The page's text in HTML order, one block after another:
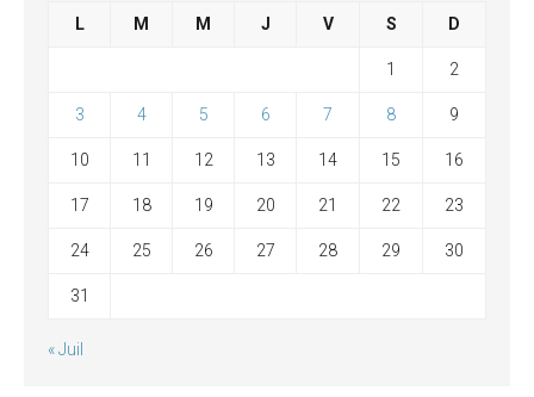
L M M J V S D
1 2
3 4 5 6 7 8 9
10 11 12 13 14 15 16
17 18 19 20 21 22 23
24 25 26 27 28 29 30
31
« Juil